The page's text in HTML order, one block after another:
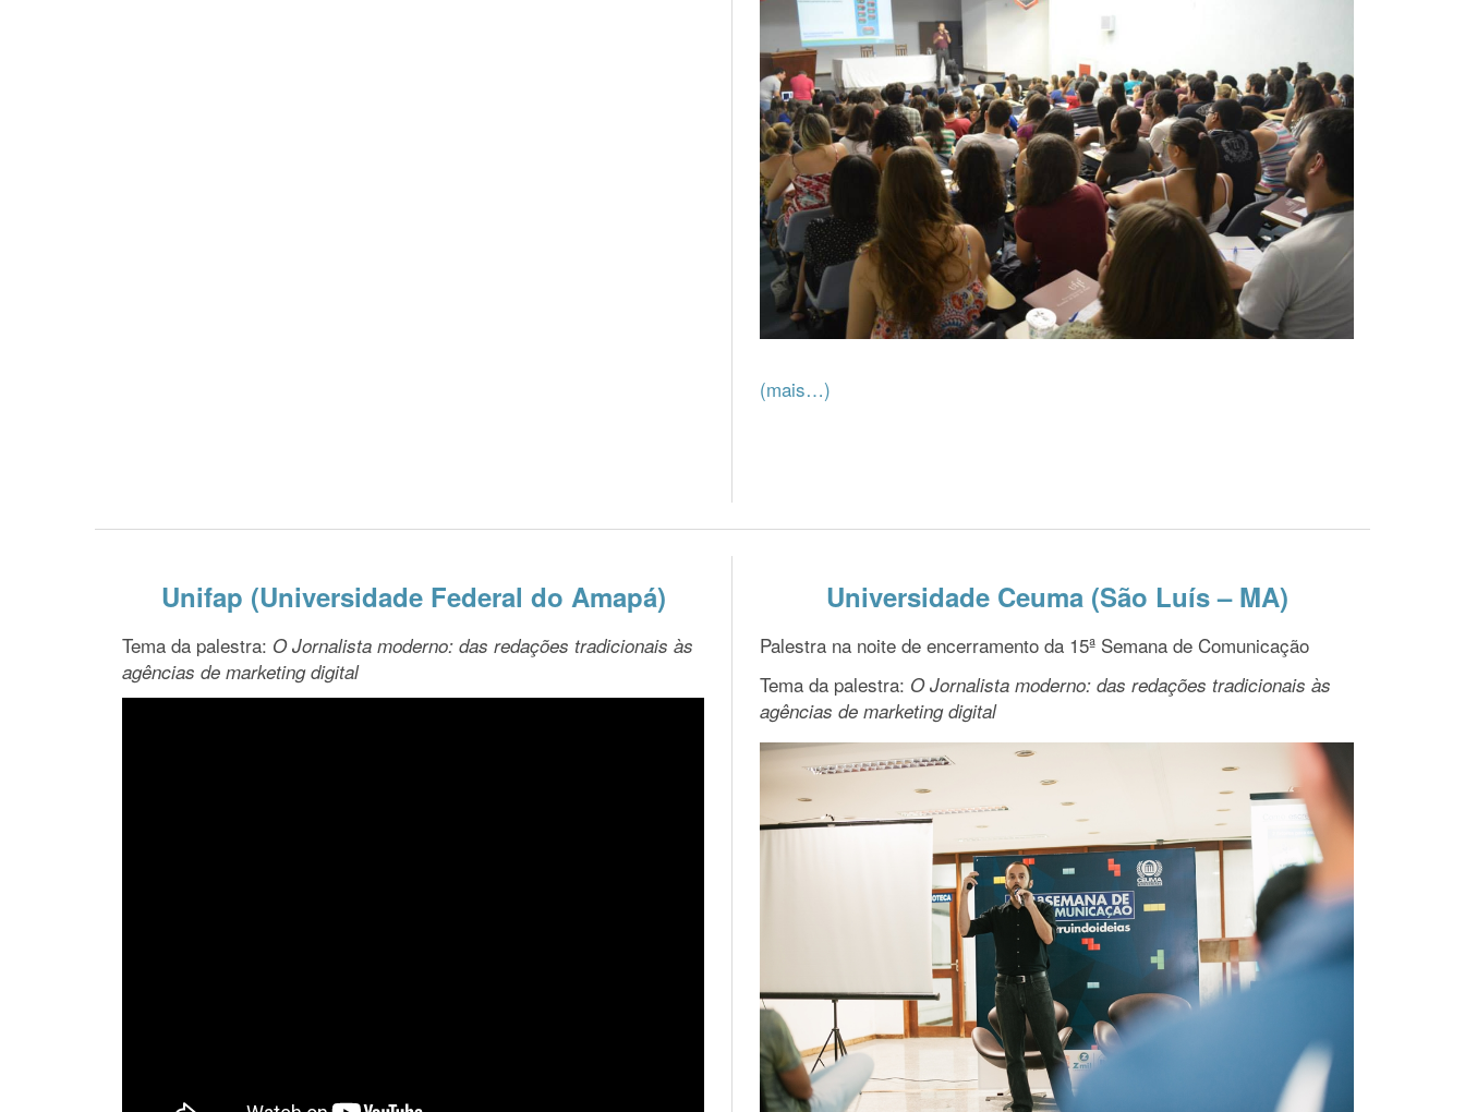
(mais…)
Unifap (Universidade Federal do Amapá)
Tema da palestra: O Jornalista moderno: das redações tradicionais às
agências de marketing digital
Universidade Ceuma (São Luís – MA)
Palestra na noite de encerramento da 15ª Semana de Comunicação
Tema da palestra: O Jornalista moderno: das redações tradicionais às
agências de marketing digital